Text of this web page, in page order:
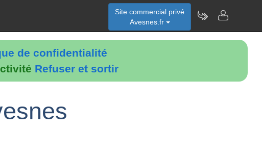
de confidentialité
Refuser et sortir
Site commercial privé
Avesnes.fr